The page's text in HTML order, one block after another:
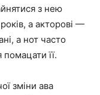
з нею
а акторові —
а нот часто
її.
зміни ава